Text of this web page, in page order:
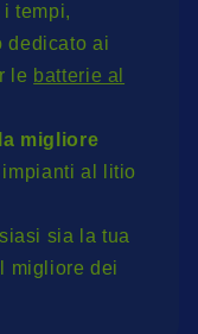
tempi,
dedicato ai
le batterie al
la migliore
impianti al litio
sia la tua
migliore dei